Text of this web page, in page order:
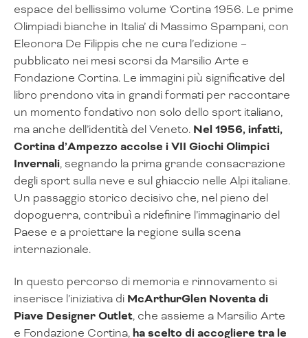
espace del bellissimo volume ‘Cortina 1956. Le prime
Olimpiadi bianche in Italia’ di Massimo Spampani, con
Eleonora De Filippis che ne cura l’edizione –
pubblicato nei mesi scorsi da Marsilio Arte e
Fondazione Cortina. Le immagini più significative del
libro prendono vita in grandi formati per raccontare
un momento fondativo non solo dello sport italiano,
ma anche dell’identità del Veneto. Nel 1956, infatti,
Cortina d’Ampezzo accolse i VII Giochi Olimpici
Invernali, segnando la prima grande consacrazione
degli sport sulla neve e sul ghiaccio nelle Alpi italiane.
Un passaggio storico decisivo che, nel pieno del
dopoguerra, contribuì a ridefinire l’immaginario del
Paese e a proiettare la regione sulla scena
internazionale.
In questo percorso di memoria e rinnovamento si
inserisce l’iniziativa di McArthurGlen Noventa di
Piave Designer Outlet, che assieme a Marsilio Arte
e Fondazione Cortina,ha scelto di accogliere tra le